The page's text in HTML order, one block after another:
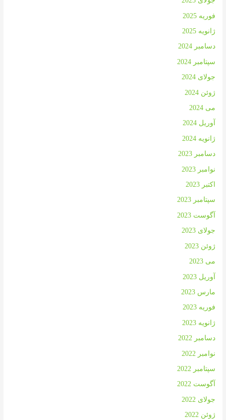
فوریه 2025
ژانویه 2025
دسامبر 2024
سپتامبر 2024
جولای 2024
ژوئن 2024
می 2024
آوریل 2024
ژانویه 2024
دسامبر 2023
نوامبر 2023
اکتبر 2023
سپتامبر 2023
آگوست 2023
جولای 2023
ژوئن 2023
می 2023
آوریل 2023
مارس 2023
فوریه 2023
ژانویه 2023
دسامبر 2022
نوامبر 2022
سپتامبر 2022
آگوست 2022
جولای 2022
ژوئن 2022